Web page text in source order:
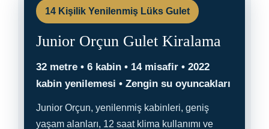
14 Kişilik Yenilenmiş Lüks Gulet
Junior Orçun Gulet Kiralama
32 metre • 6 kabin • 14 misafir • 2022
kabin yenilemesi • Zengin su oyuncakları
Junior Orçun, yenilenmiş kabinleri, geniş
yaşam alanları, 12 saat klima kullanımı ve